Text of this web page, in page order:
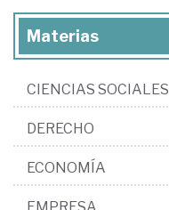
Materias
CIENCIAS SOCIALES
DERECHO
ECONOMÍA